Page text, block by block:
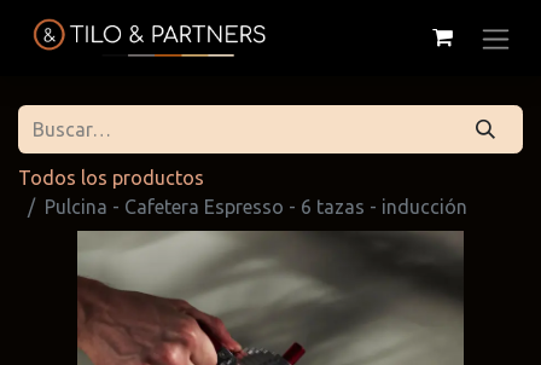
Todos los productos
Pulcina - Cafetera Espresso - 6 tazas - inducción